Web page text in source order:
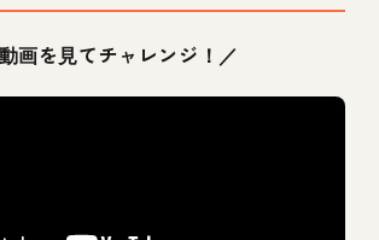
画を見てチャレンジ！／